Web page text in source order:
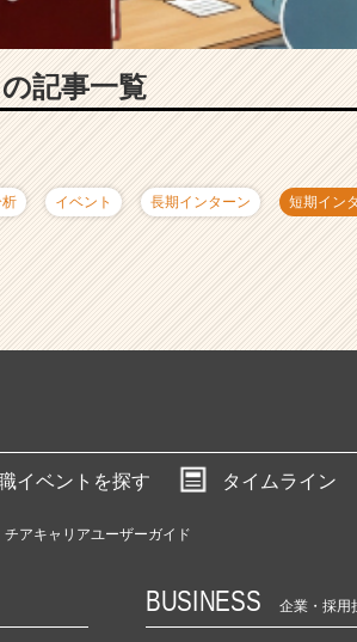
記事一覧
イベント 長期インターン 短期イン
イベントを探す タイムライン
チアキャリアユーザーガイド
BUSINESS 企業・採用